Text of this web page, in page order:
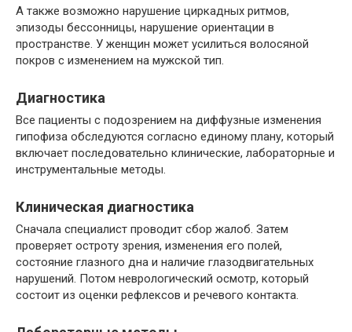
А также возможно нарушение циркадных ритмов,
эпизоды бессонницы, нарушение ориентации в
пространстве. У женщин может усилиться волосяной
покров с изменением на мужской тип.
Диагностика
Все пациенты с подозрением на диффузные изменения
гипофиза обследуются согласно единому плану, который
включает последовательно клинические, лабораторные и
инструментальные методы.
Клиническая диагностика
Сначала специалист проводит сбор жалоб. Затем
проверяет остроту зрения, изменения его полей,
состояние глазного дна и наличие глазодвигательных
нарушений. Потом неврологический осмотр, который
состоит из оценки рефлексов и речевого контакта.